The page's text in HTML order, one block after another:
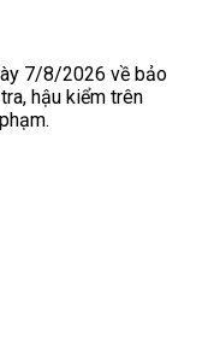
7/8/2026 về bảo
hậu kiểm trên